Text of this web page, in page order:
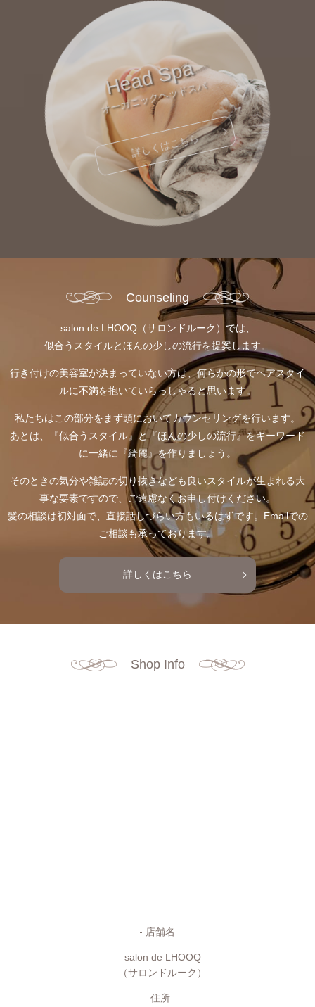
Head Spa
オーガニックヘッドスパ
詳しくはこちら
Counseling
salon de LHOOQ（サロンドルーク）では、
似合うスタイルとほんの少しの流行を提案します。
行き付けの美容室が決まっていない方は、何らかの形でヘアスタイ
ルに不満を抱いていらっしゃると思います。
私たちはこの部分をまず頭においてカウンセリングを行います。
あとは、『似合うスタイル』と『ほんの少しの流行』をキーワード
に一緒に『綺麗』を作りましょう。
そのときの気分や雑誌の切り抜きなども良いスタイルが生まれる大
事な要素ですので、ご遠慮なくお申し付けください。
髪の相談は初対面で、直接話しづらい方もいるはずです。Emailでの
ご相談も承っております。
詳しくはこちら
Shop Info
店舗名
salon de LHOOQ
（サロンドルーク）
住所